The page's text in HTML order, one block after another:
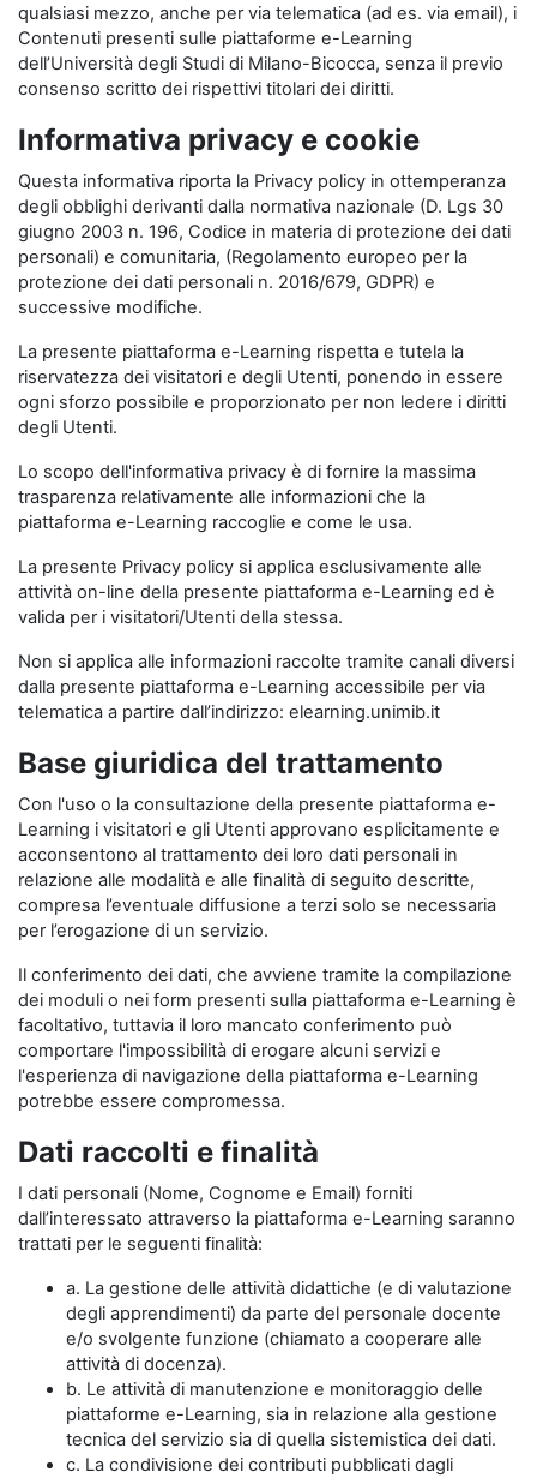
qualsiasi mezzo, anche per via telematica (ad es. via email), i
Contenuti presenti sulle piattaforme e-Learning
dell’Università degli Studi di Milano-Bicocca, senza il previo
consenso scritto dei rispettivi titolari dei diritti.
Informativa privacy e cookie
Questa informativa riporta la Privacy policy in ottemperanza
degli obblighi derivanti dalla normativa nazionale (D. Lgs 30
giugno 2003 n. 196, Codice in materia di protezione dei dati
personali) e comunitaria, (Regolamento europeo per la
protezione dei dati personali n. 2016/679, GDPR) e
successive modifiche.
La presente piattaforma e-Learning rispetta e tutela la
riservatezza dei visitatori e degli Utenti, ponendo in essere
ogni sforzo possibile e proporzionato per non ledere i diritti
degli Utenti.
Lo scopo dell'informativa privacy è di fornire la massima
trasparenza relativamente alle informazioni che la
piattaforma e-Learning raccoglie e come le usa.
La presente Privacy policy si applica esclusivamente alle
attività on-line della presente piattaforma e-Learning ed è
valida per i visitatori/Utenti della stessa.
Non si applica alle informazioni raccolte tramite canali diversi
dalla presente piattaforma e-Learning accessibile per via
telematica a partire dall’indirizzo: elearning.unimib.it
Base giuridica del trattamento
Con l'uso o la consultazione della presente piattaforma e-
Learning i visitatori e gli Utenti approvano esplicitamente e
acconsentono al trattamento dei loro dati personali in
relazione alle modalità e alle finalità di seguito descritte,
compresa l’eventuale diffusione a terzi solo se necessaria
per l’erogazione di un servizio.
Il conferimento dei dati, che avviene tramite la compilazione
dei moduli o nei form presenti sulla piattaforma e-Learning è
facoltativo, tuttavia il loro mancato conferimento può
comportare l'impossibilità di erogare alcuni servizi e
l'esperienza di navigazione della piattaforma e-Learning
potrebbe essere compromessa.
Dati raccolti e finalità
I dati personali (Nome, Cognome e Email) forniti
dall’interessato attraverso la piattaforma e-Learning saranno
trattati per le seguenti finalità:
a. La gestione delle attività didattiche (e di valutazione
degli apprendimenti) da parte del personale docente
e/o svolgente funzione (chiamato a cooperare alle
attività di docenza).
b. Le attività di manutenzione e monitoraggio delle
piattaforme e-Learning, sia in relazione alla gestione
tecnica del servizio sia di quella sistemistica dei dati.
c. La condivisione dei contributi pubblicati dagli